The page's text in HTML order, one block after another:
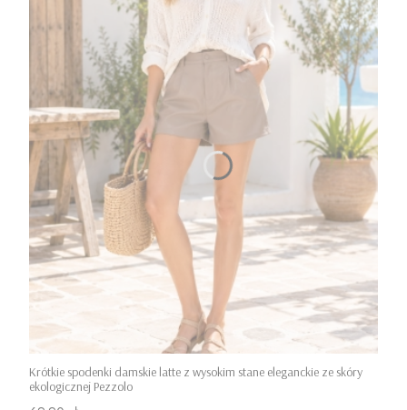
Krótkie spodenki damskie latte z wysokim stane eleganckie ze skóry
ekologicznej Pezzolo